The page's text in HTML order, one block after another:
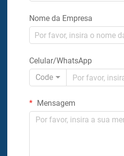
Nome da Empresa
Celular/WhatsApp
Code
Mensagem